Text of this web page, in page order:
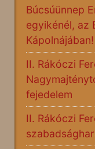
Búcsúünnep
egyikénél, az
Kápolnájában!
II. Rákóczi
fejedelem
II. Rákóczi